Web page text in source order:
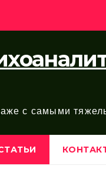
с самыми